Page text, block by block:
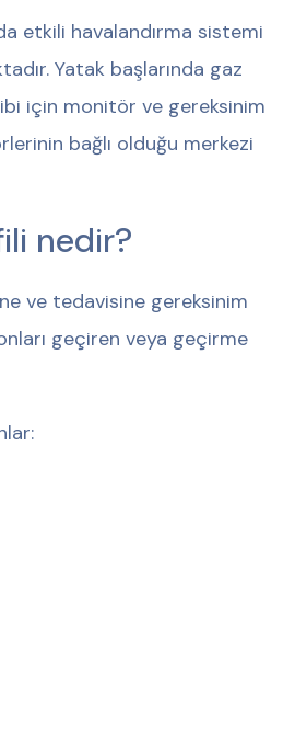
etkili havalandırma sistemi
Yatak başlarında gaz
için monitör ve gereksinim
bağlı olduğu merkezi
nedir?
ve tedavisine gereksinim
geçiren veya geçirme